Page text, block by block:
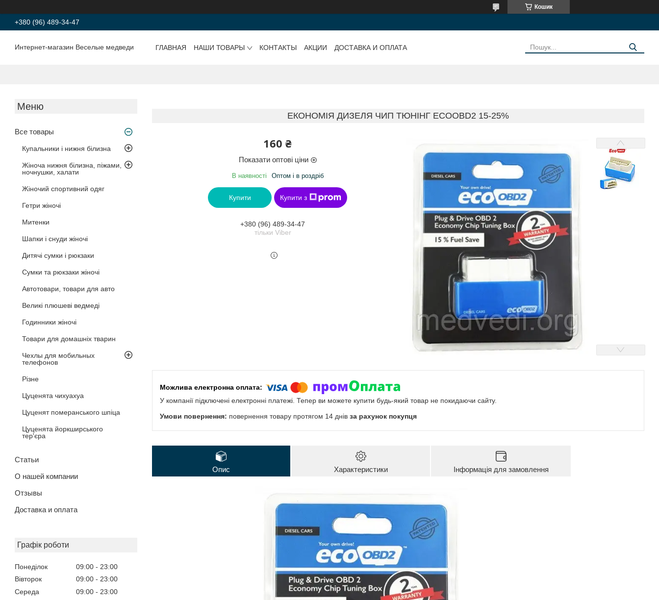
Кошик
+380 (96) 489-34-47
Интернет-магазин Веселые медведи ГЛАВНАЯ НАШИ ТОВАРЫ КОНТАКТЫ АКЦИИ ДОСТАВКА И ОПЛАТА
Все товары
Купальники і нижня білизна
Жіноча нижня білизна, піжами,
ночнушки, халати
Жіночий спортивний одяг
Гетри жіночі
Митенки
Шапки і снуди жіночі
Дитячі сумки і рюкзаки
Сумки та рюкзаки жіночі
Автотовари, товари для авто
Великі плюшеві ведмеді
Годинники жіночі
Товари для домашніх тварин
Чехлы для мобильных
телефонов
Різне
Цуценята чихуахуа
Цуценят померанського шпіца
Цуценята йоркширського
тер'єра
Статьи
О нашей компании
Отзывы
Доставка и оплата
Графік роботи
Понеділок 09:00
23:00
Вівторок
09:00
23:00
Середа
09:00
23:00
ЕКОНОМІЯ ДИЗЕЛЯ ЧИП ТЮНІНГ ECOOBD2 15-25%
160 ₴
Показати оптові ціни
В наявності Оптом і в роздріб
Купити Купити з
+380 (96) 489-34-47
тільки Viber
У компанії підключені електронні платежі. Тепер ви можете купити будь-який товар не покидаючи сайту.
повернення товару протягом 14 днів за рахунок покупця
Опис Характеристики Інформація для замовлення